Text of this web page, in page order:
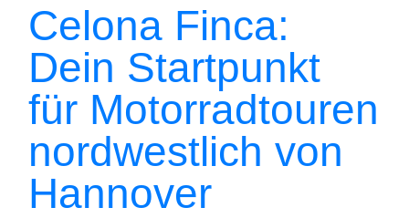
Celona Finca:
Dein Startpunkt
für Motorradtouren
nordwestlich von
Hannover